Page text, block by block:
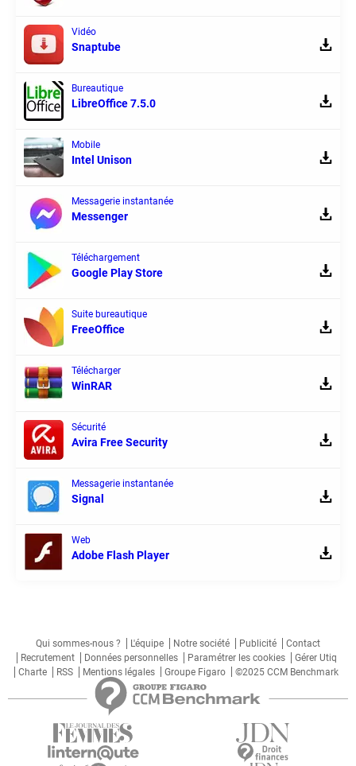
Vidéo
Snaptube
Bureautique
LibreOffice 7.5.0
Mobile
Intel Unison
Messagerie instantanée
Messenger
Téléchargement
Google Play Store
Suite bureautique
FreeOffice
Télécharger
WinRAR
Sécurité
Avira Free Security
Messagerie instantanée
Signal
Web
Adobe Flash Player
Qui sommes-nous ? L'équipe Notre société Publicité
Contact
Recrutement
Données personnelles Paramétrer les cookies
Gérer Utiq
Charte
RSS Mentions légales Groupe Figaro ©2025 CCM Benchmark